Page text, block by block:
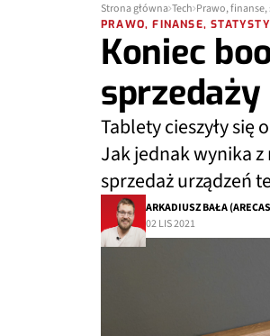
Strona główna Tech Prawo,
PRAWO, FINANSE,
Koniec
sprzedaży
Tablety cieszyły
Jak jednak wynika
sprzedaż urządzeń
ARKADIUSZ BAŁA
02 LIS 2021